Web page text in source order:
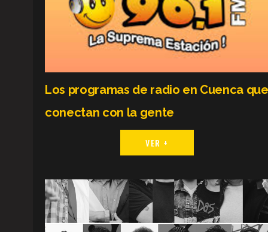
Los programas de radio en Cuenca que
conectan con la gente
VER +